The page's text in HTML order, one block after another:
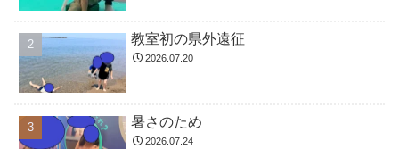
教室初の県外遠征
2026.07.20
暑さのため
2026.07.24